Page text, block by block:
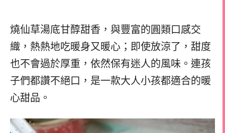
燒仙草湯底甘醇甜香，與豐富的圓類口感交
織，熱熱地吃暖身又暖心；即使放涼了，甜度
也不會過於厚重，依然保有迷人的風味。連孩
子們都讚不絕口，是一款大人小孩都適合的暖
心甜品。